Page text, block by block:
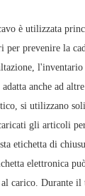
è utilizzata
per prevenire la
anche ad
si utilizzano
gli articoli
etichetta di
elettronica
carico. Durante il